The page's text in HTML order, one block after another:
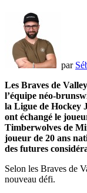
par
Les Braves de
l’équipe néo-
la Ligue de Hockey
ont échangé le
Timberwolves de
joueur de 20 ans
des futures
Selon les Braves de
nouveau défi.